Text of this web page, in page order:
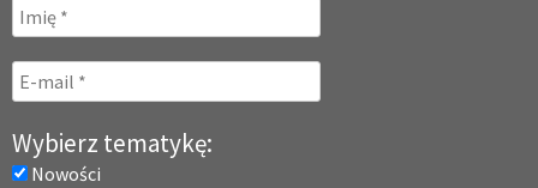
Wybierz tematykę:
Nowości